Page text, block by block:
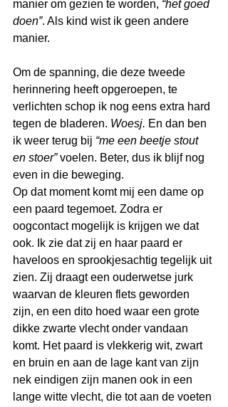
manier om gezien te worden, “het goed
doen”. Als kind wist ik geen andere
manier.
Om de spanning, die deze tweede
herinnering heeft opgeroepen, te
verlichten schop ik nog eens extra hard
tegen de bladeren. Woesj. En dan ben
ik weer terug bij “me een beetje stout
en stoer” voelen. Beter, dus ik blijf nog
even in die beweging.
Op dat moment komt mij een dame op
een paard tegemoet. Zodra er
oogcontact mogelijk is krijgen we dat
ook. Ik zie dat zij en haar paard er
haveloos en sprookjesachtig tegelijk uit
zien. Zij draagt een ouderwetse jurk
waarvan de kleuren flets geworden
zijn, en een dito hoed waar een grote
dikke zwarte vlecht onder vandaan
komt. Het paard is vlekkerig wit, zwart
en bruin en aan de lage kant van zijn
nek eindigen zijn manen ook in een
lange witte vlecht, die tot aan de voeten